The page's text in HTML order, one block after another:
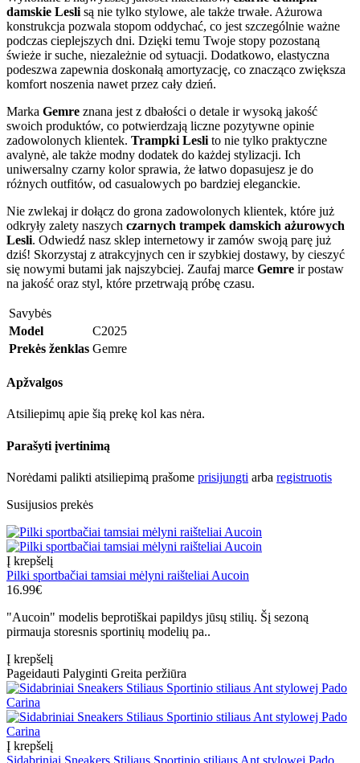
damskie Lesli są nie tylko stylowe, ale także trwałe. Ażurowa
konstrukcja pozwala stopom oddychać, co jest szczególnie ważne
podczas cieplejszych dni. Dzięki temu Twoje stopy pozostaną
świeże ir suche, niezależnie od sytuacji. Dodatkowo, elastyczna
podeszwa zapewnia doskonałą amortyzację, co znacząco zwiększa
komfort noszenia nawet przez cały dzień.
Marka Gemre znana jest z dbałości o detale ir wysoką jakość
swoich produktów, co potwierdzają liczne pozytywne opinie
zadowolonych klientek. Trampki Lesli to nie tylko praktyczne
avalynė, ale także modny dodatek do każdej stylizacji. Ich
uniwersalny czarny kolor sprawia, że łatwo dopasujesz je do
różnych outfitów, od casualowych po bardziej eleganckie.
Nie zwlekaj ir dołącz do grona zadowolonych klientek, które już
odkryły zalety naszych czarnych trampek damskich ażurowych
Lesli. Odwiedź nasz sklep internetowy ir zamów swoją parę już
dziś! Skorzystaj z atrakcyjnych cen ir szybkiej dostawy, by cieszyć
się nowymi butami jak najszybciej. Zaufaj marce Gemre ir postaw
na jakość oraz styl, które przetrwają próbę czasu.
Savybės
Model
C2025
Prekės ženklas Gemre
Apžvalgos
Atsiliepimų apie šią prekę kol kas nėra.
Parašyti įvertinimą
Norėdami palikti atsiliepimą prašome prisijungti arba registruotis
Susijusios prekės
Į krepšelį
Pilki sportbačiai tamsiai mėlyni raišteliai Aucoin
16.99€
"Aucoin" modelis beprotiškai papildys jūsų stilių. Šį sezoną
pirmauja storesnis sportinių modelių pa..
Į krepšelį
Pageidauti Palyginti Greita peržiūra
Į krepšelį
Sidabriniai Sneakers Stiliaus Sportinio stiliaus Ant stylowej Pado